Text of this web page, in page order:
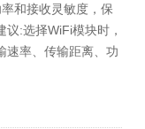
和接收灵敏度，保
:选择WiFi模块时，
速率、传输距离、功